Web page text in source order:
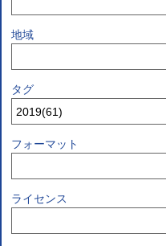
地域
タグ
フォーマット
ライセンス